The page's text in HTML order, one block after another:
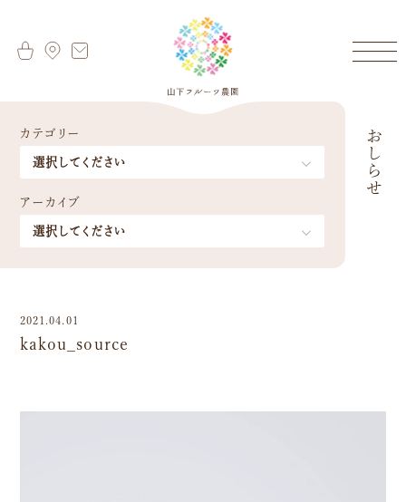
おしらせ
カテゴリー
アーカイブ
2021.04.01
kakou_source